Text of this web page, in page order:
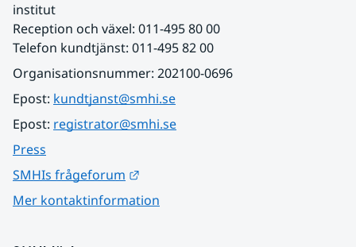
institut
Reception och växel: 011-495 80 00
Telefon kundtjänst: 011-495 82 00
Organisationsnummer: 202100-0696
Epost: kundtjanst@smhi.se
Epost: registrator@smhi.se
Press
SMHIs frågeforum
Mer kontaktinformation